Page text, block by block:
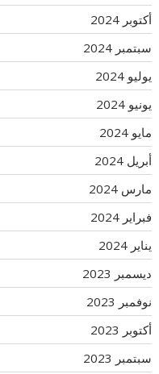
أكتوبر 2024
سبتمبر 2024
يوليو 2024
يونيو 2024
مايو 2024
أبريل 2024
مارس 2024
فبراير 2024
يناير 2024
ديسمبر 2023
نوفمبر 2023
أكتوبر 2023
سبتمبر 2023